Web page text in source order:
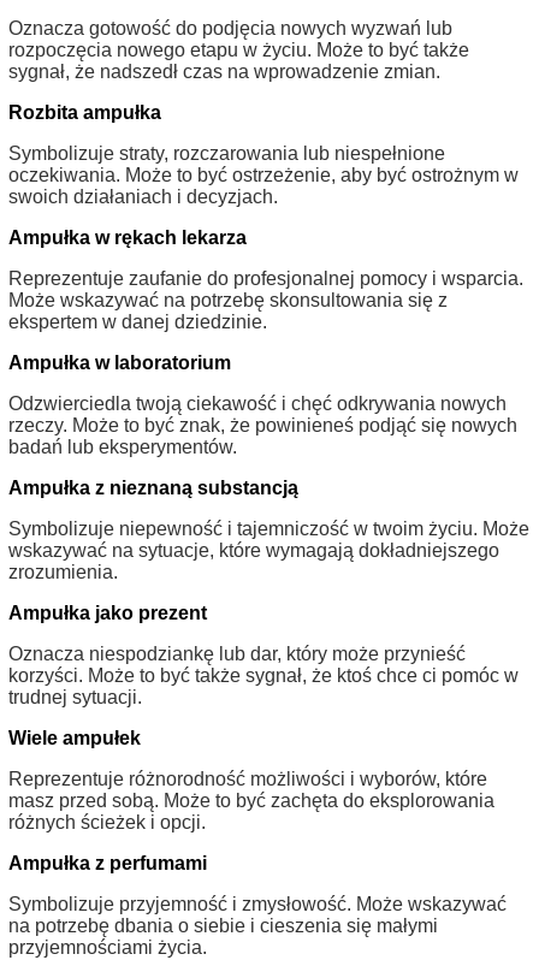
Oznacza gotowość do podjęcia nowych wyzwań lub
rozpoczęcia nowego etapu w życiu. Może to być także
sygnał, że nadszedł czas na wprowadzenie zmian.
Rozbita ampułka
Symbolizuje straty, rozczarowania lub niespełnione
oczekiwania. Może to być ostrzeżenie, aby być ostrożnym w
swoich działaniach i decyzjach.
Ampułka w rękach lekarza
Reprezentuje zaufanie do profesjonalnej pomocy i wsparcia.
Może wskazywać na potrzebę skonsultowania się z
ekspertem w danej dziedzinie.
Ampułka w laboratorium
Odzwierciedla twoją ciekawość i chęć odkrywania nowych
rzeczy. Może to być znak, że powinieneś podjąć się nowych
badań lub eksperymentów.
Ampułka z nieznaną substancją
Symbolizuje niepewność i tajemniczość w twoim życiu. Może
wskazywać na sytuacje, które wymagają dokładniejszego
zrozumienia.
Ampułka jako prezent
Oznacza niespodziankę lub dar, który może przynieść
korzyści. Może to być także sygnał, że ktoś chce ci pomóc w
trudnej sytuacji.
Wiele ampułek
Reprezentuje różnorodność możliwości i wyborów, które
masz przed sobą. Może to być zachęta do eksplorowania
różnych ścieżek i opcji.
Ampułka z perfumami
Symbolizuje przyjemność i zmysłowość. Może wskazywać
na potrzebę dbania o siebie i cieszenia się małymi
przyjemnościami życia.